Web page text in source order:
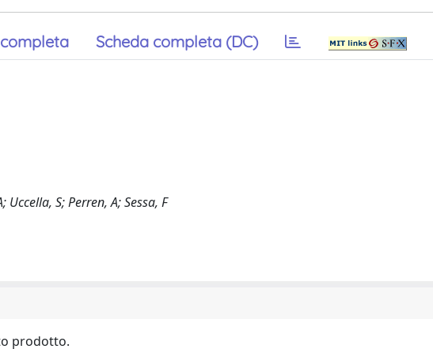
Scheda completa (DC)
S; Perren, A; Sessa, F
prodotto.